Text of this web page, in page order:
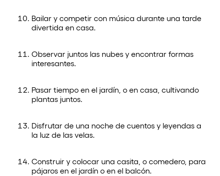
Bailar y competir con música durante una tarde
divertida en casa.
Observar juntos las nubes y encontrar formas
interesantes.
Pasar tiempo en el jardín, o en casa, cultivando
plantas juntos.
Disfrutar de una noche de cuentos y leyendas a
la luz de las velas.
Construir y colocar una casita, o comedero, para
pájaros en el jardín o en el balcón.